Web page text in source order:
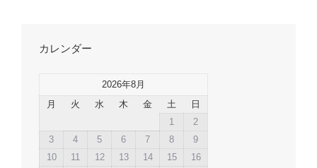
カレンダー
2026年8月
月
火 水 木 金 土
日
1
2
3
4 5 6 7 8
9
10
11 12 13 14 15
16